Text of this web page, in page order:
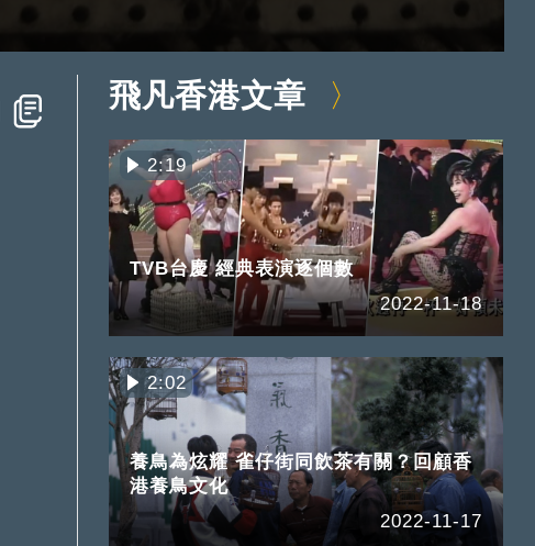
飛凡香港文章
2:19
TVB台慶 經典表演逐個數
2022-11-18
2:02
養鳥為炫耀 雀仔街同飲茶有關？回顧香
港養鳥文化
2022-11-17